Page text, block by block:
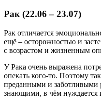
Рак (22.06 – 23.07)
Рак отличается
ещё – осторожностью и
с возрастом и жизненным
У Рака очень выражена
опекать кого-то. Поэтому
преданными и заботливыми
знающими, в чём нуждается